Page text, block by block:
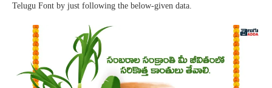
Telugu Font by just following the below-given data.